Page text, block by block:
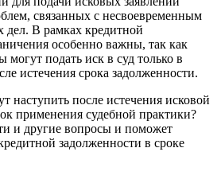
связанных с несвоевременным
дел. В рамках кредитной
особенно важны, так как
могут подать иск в суд только в
истечения срока задолженности.
наступить после истечения исковой
применения судебной практики?
и другие вопросы и поможет
задолженности в сроке